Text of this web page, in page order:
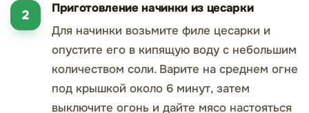
Приготовление начинки из цесарки
Для начинки возьмите филе цесарки и
опустите его в кипящую воду с небольшим
количеством соли. Варите на среднем огне
под крышкой около 6 минут, затем
выключите огонь и дайте мясо настояться